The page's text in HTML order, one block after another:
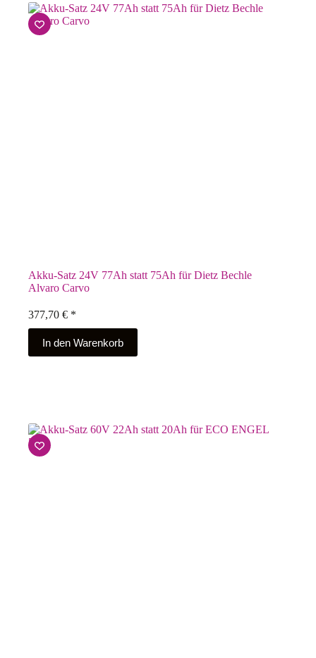
Akku-Satz 24V 77Ah statt 75Ah für Dietz Bechle
Alvaro Carvo
377,70 € *
In den Warenkorb